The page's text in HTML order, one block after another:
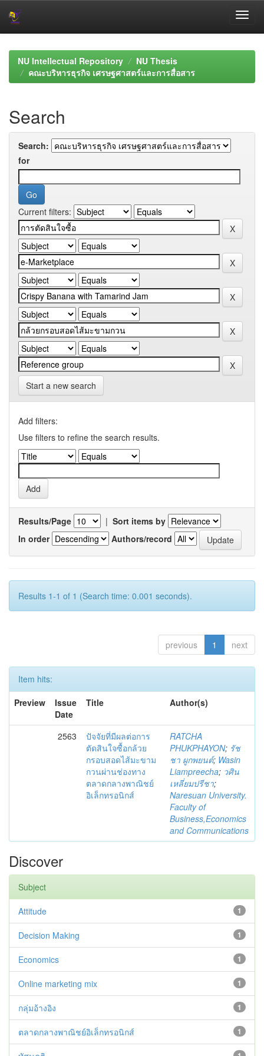
navigationNU Intellectual Repository
NU Thesis
คณะบริหารธุรกิจ เศรษฐศาสตร์และการสื่อสาร
Search
Search:
for
Current filters:
Start a new search
Add filters:
Use filters to refine the search results.
Results/Page | Sort items by
In order
Authors/record
Results 1-1 of 1 (Search time: 0.001 seconds).
previous 1 next
Item hits:
Preview
Issue
Date
Title Author(s)
2563
ปัจจัยที่มีผลต่อการ
ตัดสินใจซื้อกล้วย
กรอบสอดไส้มะขาม
กวนผ่านช่องทาง
ตลาดกลางพาณิชย์
อิเล็กทรอนิกส์
RATCHA
PHUKPHAYON; รัช
ชา ผูกพยนต์; Wasin
Liampreecha; วศิน
เหลี่ยมปรีชา;
Naresuan University.
Faculty of
Business,Economics
and Communications
Discover
Subject
1
Attitude
1
Decision Making
1
Economics
1
Online marketing mix
1
กลุ่มอ้างอิง
1
ตลาดกลางพาณิชย์อิเล็กทรอนิกส์